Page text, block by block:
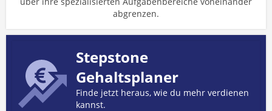
abgrenzen.
Stepstone
Gehaltsplaner
Finde jetzt heraus, wie du mehr verdienen
kannst.